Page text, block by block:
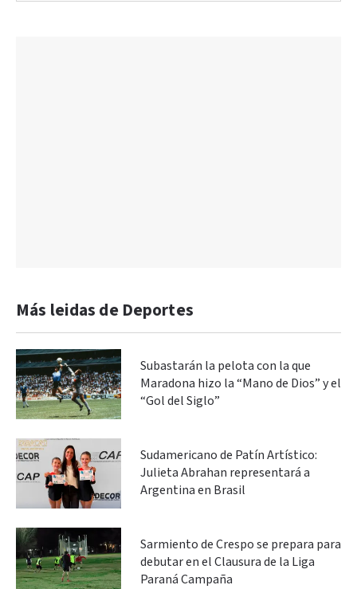
Más leidas de Deportes
Subastarán la pelota con la que
Maradona hizo la “Mano de Dios” y el
“Gol del Siglo”
Sudamericano de Patín Artístico:
Julieta Abrahan representará a
Argentina en Brasil
Sarmiento de Crespo se prepara para
debutar en el Clausura de la Liga
Paraná Campaña